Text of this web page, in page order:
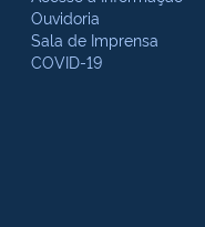
Ouvidoria
Sala de Imprensa
COVID-19